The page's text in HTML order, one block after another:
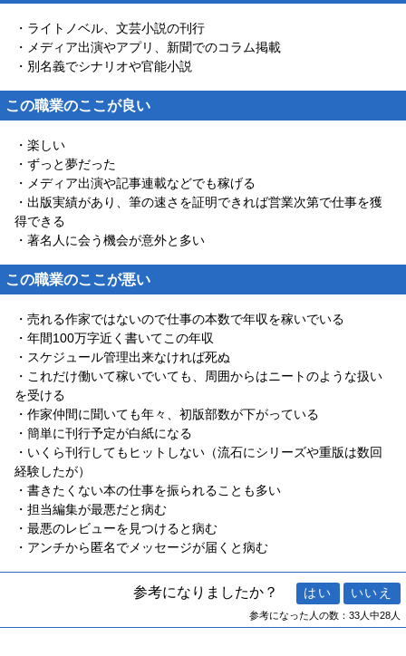
・ライトノベル、文芸小説の刊行
・メディア出演やアプリ、新聞でのコラム掲載
・別名義でシナリオや官能小説
この職業のここが良い
・楽しい
・ずっと夢だった
・メディア出演や記事連載などでも稼げる
・出版実績があり、筆の速さを証明できれば営業次第で仕事を獲
得できる
・著名人に会う機会が意外と多い
この職業のここが悪い
・売れる作家ではないので仕事の本数で年収を稼いでいる
・年間100万字近く書いてこの年収
・スケジュール管理出来なければ死ぬ
・これだけ働いて稼いでいても、周囲からはニートのような扱い
を受ける
・作家仲間に聞いても年々、初版部数が下がっている
・簡単に刊行予定が白紙になる
・いくら刊行してもヒットしない（流石にシリーズや重版は数回
経験したが）
・書きたくない本の仕事を振られることも多い
・担当編集が最悪だと病む
・最悪のレビューを見つけると病む
・アンチから匿名でメッセージが届くと病む
参考になりましたか？
参考になった人の数：33人中28人